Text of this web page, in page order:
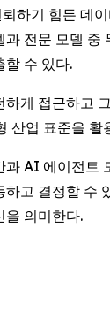
하기 힘든 데
과 전문 모델
할 수 있다.
하게 접근하고
산업 표준을 활
과 AI 에이전트
하고 결정할 수
을 의미한다.